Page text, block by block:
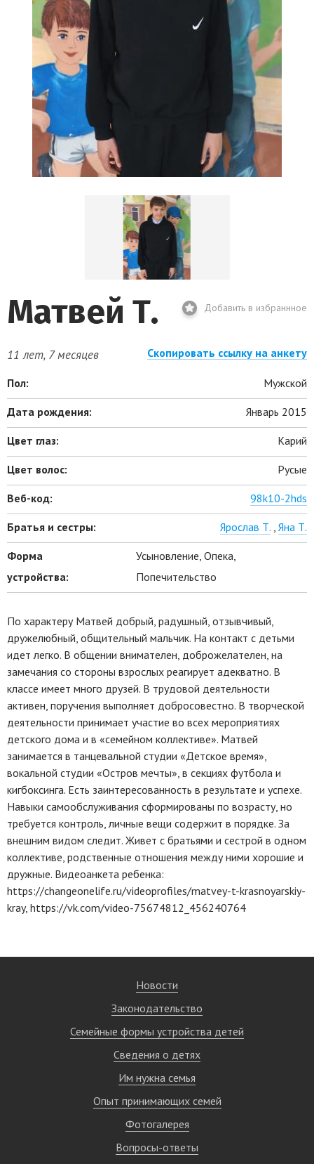
Матвей Т. Добавить в избраннное
11 лет, 7 месяцев Скопировать ссылку на анкету
Пол: Мужской
Дата рождения: Январь 2015
Цвет глаз: Карий
Цвет волос: Русые
Веб-код: 98k10-2hds
Братья и сестры: Ярослав Т. , Яна Т.
Форма
устройства:
Усыновление, Опека,
Попечительство
По характеру Матвей добрый, радушный, отзывчивый,
дружелюбный, общительный мальчик. На контакт с детьми
идет легко. В общении внимателен, доброжелателен, на
замечания со стороны взрослых реагирует адекватно. В
классе имеет много друзей. В трудовой деятельности
активен, поручения выполняет добросовестно. В творческой
деятельности принимает участие во всех мероприятиях
детского дома и в «семейном коллективе». Матвей
занимается в танцевальной студии «Детское время»,
вокальной студии «Остров мечты», в секциях футбола и
кигбоксинга. Есть заинтересованность в результате и успехе.
Навыки самообслуживания сформированы по возрасту, но
требуется контроль, личные вещи содержит в порядке. За
внешним видом следит. Живет с братьями и сестрой в одном
коллективе, родственные отношения между ними хорошие и
дружные. Видеоанкета ребенка:
https://changeonelife.ru/videoprofiles/matvey-t-krasnoyarskiy-
kray, https://vk.com/video-75674812_456240764
Новости
Законодательство
Семейные формы устройства детей
Сведения о детях
Им нужна семья
Опыт принимающих семей
Фотогалерея
Вопросы-ответы